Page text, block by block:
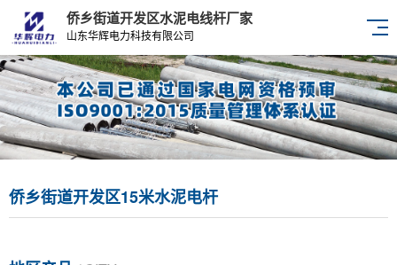
侨乡街道开发区水泥电线杆厂家
山东华辉电力科技有限公司
侨乡街道开发区15米水泥电杆